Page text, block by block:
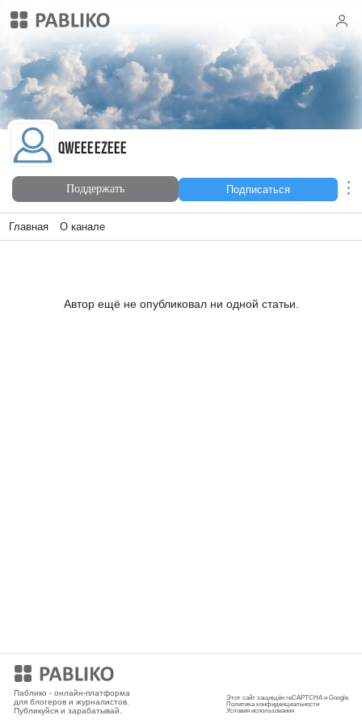
qweeeezeee
qweeeezeee
Поддержать Подписаться
Главная О канале
Автор ещё не опубликовал ни одной статьи.
Паблико - онлайн-платформа
для блогеров и журналистов.
Публикуйся и зарабатывай.
Этот сайт защищён reCAPTCHA и Google
Политика конфиденциальности
Условия использования